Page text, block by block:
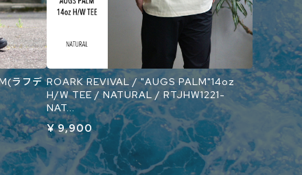
ラフデ ROARK REVIVAL / "AUGS PALM"14oz
H/W TEE / NATURAL / RTJHW1221-
NAT...
¥ 9,900